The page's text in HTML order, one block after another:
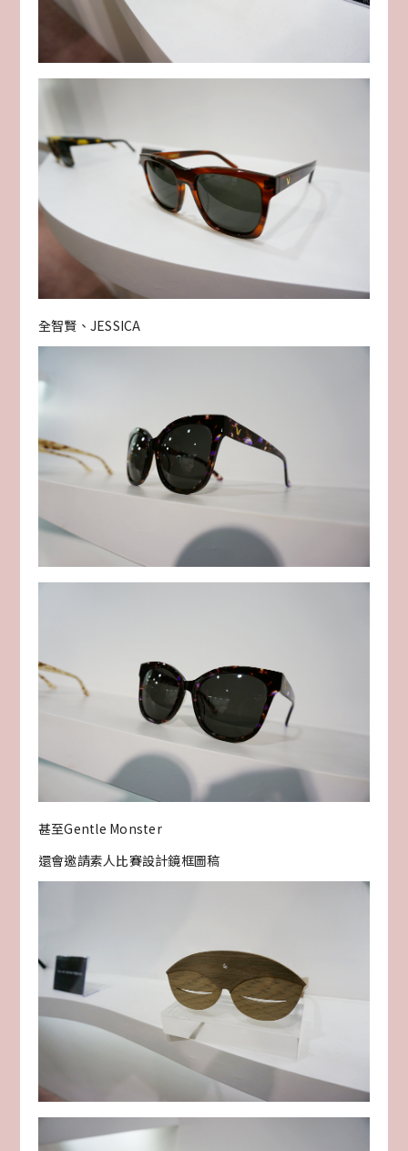
全智賢、JESSICA
甚至Gentle Monster
還會邀請素人比賽設計鏡框圖稿